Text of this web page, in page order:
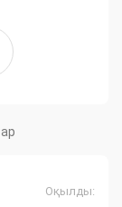
Оқылды: